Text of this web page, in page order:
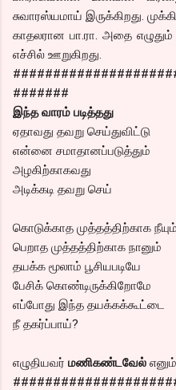
சுவாரஸ்யமாய் இருக்கிறது.
காதலரான பா.ரா. அதை
எச்சில் ஊறுகிறது.
#######
இந்த வாரம் படித்தது
ஏதாவது தவறு செய்துவிட்டு
என்னை சமாதானப்படுத்தும்
அழகிற்காகவது
அடிக்கடி தவறு செய்
கொடுக்காத முத்தத்திற்காக நீயும்
பெறாத முத்தத்திற்காக நானும்
தயக்க மூலாம் பூசியபடியே
பேசிக் கொண்டிருக்கிறோமே
எப்போது இந்த தயக்கக்கூட்டை
நீ தகர்ப்பாய்?
எழுதியவர் மணிகண்டவேல்